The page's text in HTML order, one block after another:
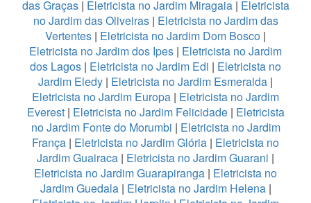
das Graças| Eletricista no Jardim Miragaia| Eletricista
no Jardim das Oliveiras| Eletricista no Jardim das
Vertentes | Eletricista no Jardim Dom Bosco |
Eletricista no Jardim dos Ipes | Eletricista no Jardim
dos Lagos | Eletricista no Jardim Edi | Eletricista no
Jardim Eledy | Eletricista no Jardim Esmeralda |
Eletricista no Jardim Europa | Eletricista no Jardim
Everest| Eletricista no Jardim Felicidade| Eletricista
no Jardim Fonte do Morumbi | Eletricista no Jardim
França | Eletricista no Jardim Glória | Eletricista no
Jardim Guairaca | Eletricista no Jardim Guarani |
Eletricista no Jardim Guarapiranga | Eletricista no
Jardim Guedala| Eletricista no Jardim Helena|